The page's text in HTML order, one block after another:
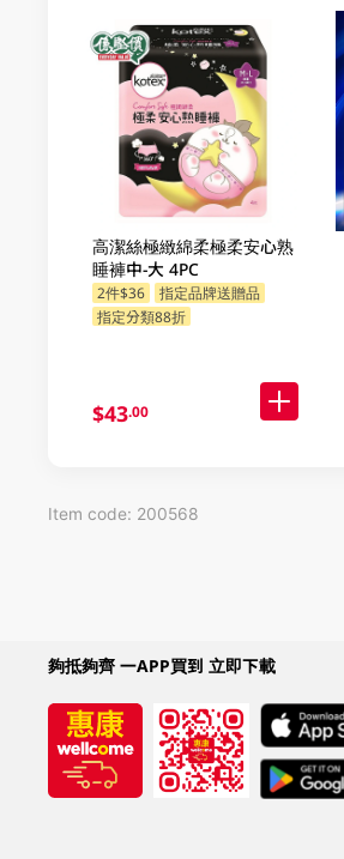
高潔絲極緻綿柔極柔安心熟
睡褲中-大 4PC
2件$36
指定品牌送贈品
指定分類88折
$43.00
Item code: 200568
夠抵夠齊 一APP買到 立即下載